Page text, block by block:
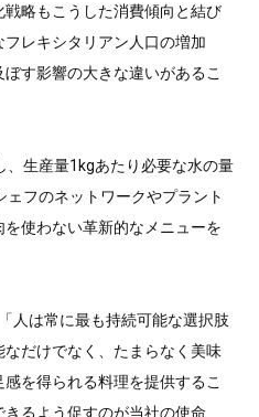
略もこうした消費傾向と結び
レキシタリアン人口の増加
す影響の大きな違いがあるこ
、生産量1kgあたり必要な水の量
フのネットワークやプラント
使わない革新的なメニューを
人は常に最も持続可能な選択肢
だけでなく、たまらなく美味
を得られる料理を提供するこ
るよう促すのが当社の使命